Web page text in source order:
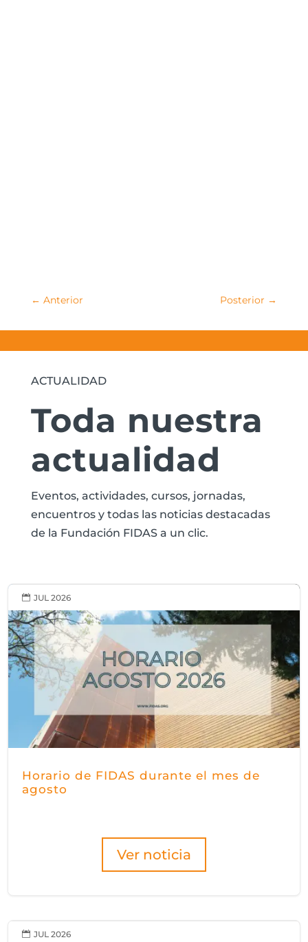
← Anterior Posterior →
ACTUALIDAD
Toda nuestra
actualidad
Eventos, actividades, cursos, jornadas,
encuentros y todas las noticias destacadas
de la Fundación FIDAS a un clic.
Horario de FIDAS durante el mes de
agosto
Ver noticia
 JUL 2026
 JUL 2026